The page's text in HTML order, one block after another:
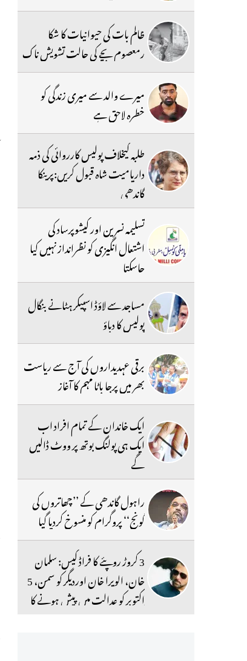
ظالم بات کی حیوانیات کا شکا
رمعصوم بچے کی حالت تشویش ناک
میرے والد سے میری زندگی کو
خطرہ لاحق ہے
طلبہ کیخلاف پولیس کارروائی کی ذمہ
داریامیت شاہ قبول کریں:پرینکا
گاندھی
تسلیمہ نسرین اور کیشوپرساد کی
اشتعال انگیزی کو نظرانداز نہیں کیا
جاسکتا
مساجد سے لاؤڈ اسپیکر ہٹانے بنگال
پولیس کا دباؤ
برقی عہدیداروں کی آج سے ریاست
بھر میں پرجا باٹا مہم کا آغاز
ایک خاندان کے تمام افراد اب
ایک ہی پولنگ بوتھ پر ووٹ ڈالیں
گے
راہول گاندھی کے ’’چھاتروں کی
گونج‘‘ پروگرام کو منسوخ کردیا گیا
3 کروڑ روپئے کا فراڈ کیس: سلمان
خان، الویرا خان اوردیگر کو سمن، 5
اکتوبر کو عدالت میں پیش ہونے کا